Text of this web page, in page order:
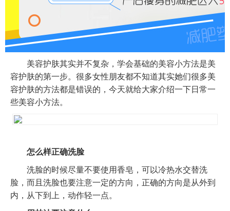
美容护肤其实并不复杂，学会基础的美容小方法是美
容护肤的第一步。很多女性朋友都不知道其实她们很多美
容护肤的方法都是错误的，今天就给大家介绍一下日常一
些美容小方法。
怎么样正确洗脸
洗脸的时候尽量不要使用香皂，可以冷热水交替洗
脸，而且洗脸也要注意一定的方向，正确的方向是从外到
内，从下到上，动作轻一点。